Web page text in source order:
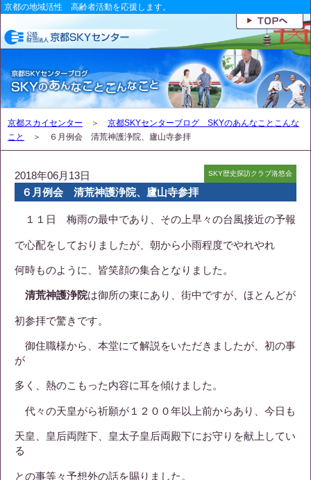
京都の地域活性 高齢者活動を応援します。
京都スカイセンター ＞ 京都SKYセンターブログ SKYのあんなことこんな
こと
＞ ６月例会 清荒神護浄院、廬山寺参拝
2018年06月13日 SKY歴史探訪クラブ洛悠会
６月例会 清荒神護浄院、廬山寺参拝
１１日 梅雨の最中であり、その上早々の台風接近の予報
で心配をしておりましたが、朝から小雨程度でやれやれ
何時ものように、皆笑顔の集合となりました。
清荒神護浄院は御所の東にあり、街中ですが、ほとんどが
初参拝で驚きです。
御住職様から、本堂にて解説をいただきましたが、初の事
が
多く、熱のこもった内容に耳を傾けました。
代々の天皇がら祈願が１２００年以上前からあり、今日も
天皇、皇后両陛下、皇太子皇后両殿下にお守りを献上してい
る
との事等々予想外の話を賜りました。